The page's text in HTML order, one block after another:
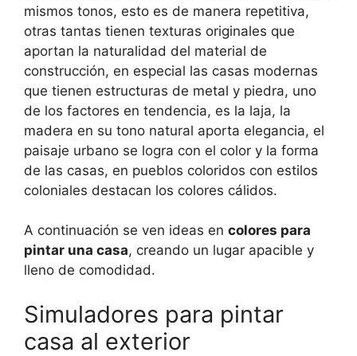
mismos tonos, esto es de manera repetitiva,
otras tantas tienen texturas originales que
aportan la naturalidad del material de
construcción, en especial las casas modernas
que tienen estructuras de metal y piedra, uno
de los factores en tendencia, es la laja, la
madera en su tono natural aporta elegancia, el
paisaje urbano se logra con el color y la forma
de las casas, en pueblos coloridos con estilos
coloniales destacan los colores cálidos.
A continuación se ven ideas en colores para
pintar una casa, creando un lugar apacible y
lleno de comodidad.
Simuladores para pintar
casa al exterior